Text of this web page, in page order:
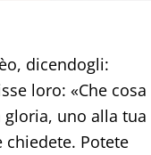
dicendogli:
loro: «Che cosa
gloria, uno alla tua
chiedete. Potete